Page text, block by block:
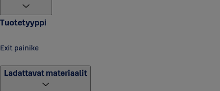
Tuotetyyppi
Exit painike
Ladattavat materiaalit